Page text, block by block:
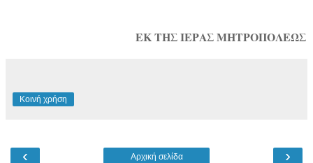
ΕΚ ΤΗΣ ΙΕΡΑΣ ΜΗΤΡΟΠΟΛΕΩΣ
Κοινή χρήση
‹ ›
Αρχική σελίδα